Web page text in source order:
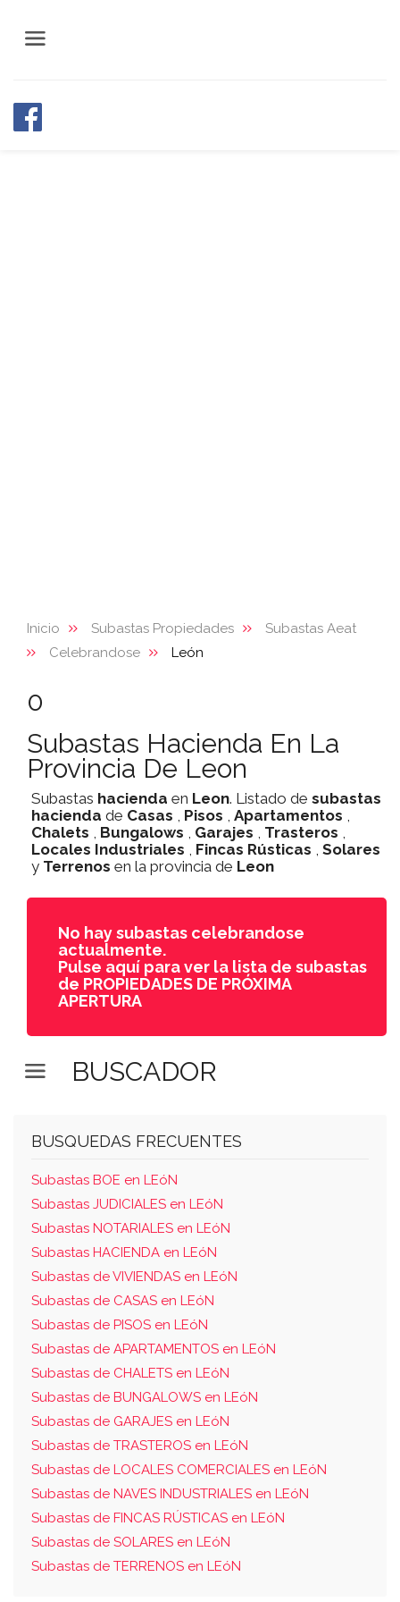
Inicio Subastas Propiedades
Subastas Aeat
Celebrandose
León
0
Subastas Hacienda En La
Provincia De Leon
Subastas hacienda en Leon. Listado de subastas
hacienda de Casas , Pisos , Apartamentos ,
Chalets , Bungalows , Garajes , Trasteros ,
Locales Industriales , Fincas Rústicas , Solares
y Terrenos en la provincia de Leon
No hay subastas celebrandose
actualmente.
Pulse aquí para ver la lista de subastas
de PROPIEDADES DE PRÓXIMA
APERTURA
BUSCADOR
BUSQUEDAS FRECUENTES
Subastas BOE en LEóN
Subastas JUDICIALES en LEóN
Subastas NOTARIALES en LEóN
Subastas HACIENDA en LEóN
Subastas de VIVIENDAS en LEóN
Subastas de CASAS en LEóN
Subastas de PISOS en LEóN
Subastas de APARTAMENTOS en LEóN
Subastas de CHALETS en LEóN
Subastas de BUNGALOWS en LEóN
Subastas de GARAJES en LEóN
Subastas de TRASTEROS en LEóN
Subastas de LOCALES COMERCIALES en LEóN
Subastas de NAVES INDUSTRIALES en LEóN
Subastas de FINCAS RÚSTICAS en LEóN
Subastas de SOLARES en LEóN
Subastas de TERRENOS en LEóN